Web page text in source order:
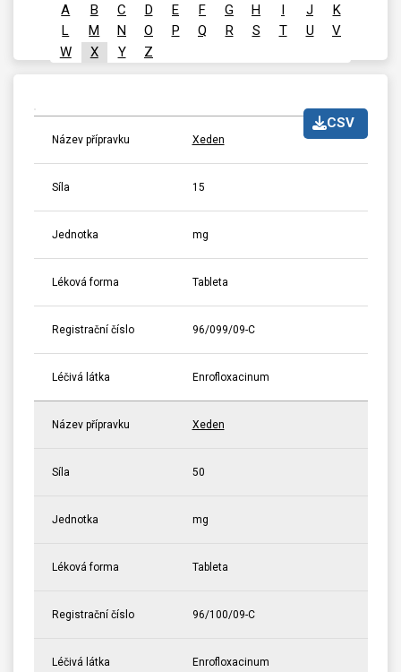
A B C D E F G H I J
K
L
M N O P Q R S T U
V
W
X Y Z
CSV
Název přípravku Xeden
Síla 15
Jednotka mg
Léková forma Tableta
Registrační číslo 96/099/09-C
Léčivá látka Enrofloxacinum
Název přípravku Xeden
Síla 50
Jednotka mg
Léková forma Tableta
Registrační číslo 96/100/09-C
Léčivá látka Enrofloxacinum